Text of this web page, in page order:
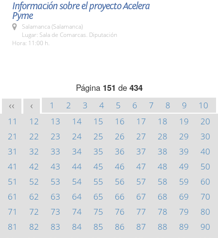
Información sobre el proyecto Acelera
Pyme
Salamanca (Salamanca)
Lugar: Sala de Comarcas. Diputación
Hora: 11:00 h.
Página 151 de 434
<< < 1 2 3 4 5 6 7 8 9
10
11
12 13 14 15 16 17 18 19
20
21
22 23 24 25 26 27 28 29
30
31
32 33 34 35 36 37 38 39
40
41
42 43 44 45 46 47 48 49
50
51
52 53 54 55 56 57 58 59
60
61
62 63 64 65 66 67 68 69
70
71
72 73 74 75 76 77 78 79
80
81
82 83 84 85 86 87 88 89
90